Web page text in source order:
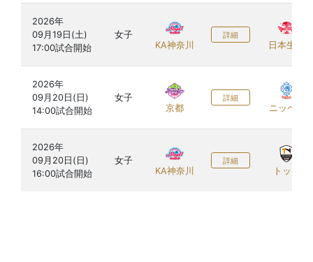
2026年
09月19日(土)
女子
KA神奈川
詳細
日本生命
2026年
09月20日(日)
女子
京都
詳細
ニッペM
2026年
09月20日(日)
女子
KA神奈川
詳細
トップ